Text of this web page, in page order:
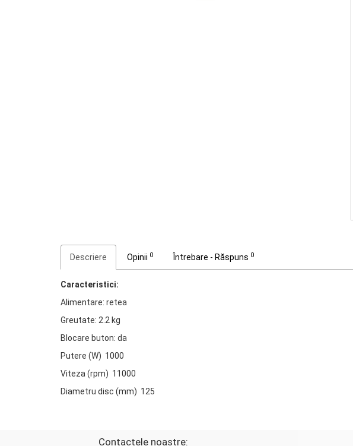
Descriere Opinii 0 Întrebare - Răspuns 0
Caracteristici:
Alimentare: retea
Greutate: 2.2 kg
Blocare buton: da
Putere (W) 1000
Viteza (rpm) 11000
Diametru disc (mm) 125
Contactele noastre: